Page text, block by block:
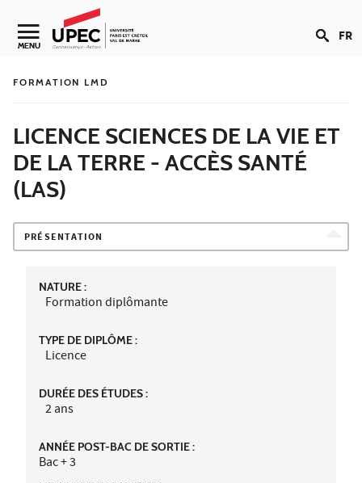
Aller au contenu
Navigation secondaire
MENU FR
FORMATION LMD
LICENCE SCIENCES DE LA VIE ET
DE LA TERRE - ACCÈS SANTÉ
(LAS)
PRÉSENTATION
NATURE :
Formation diplômante
TYPE DE DIPLÔME :
Licence
DURÉE DES ÉTUDES :
2 ans
ANNÉE POST-BAC DE SORTIE :
Bac + 3